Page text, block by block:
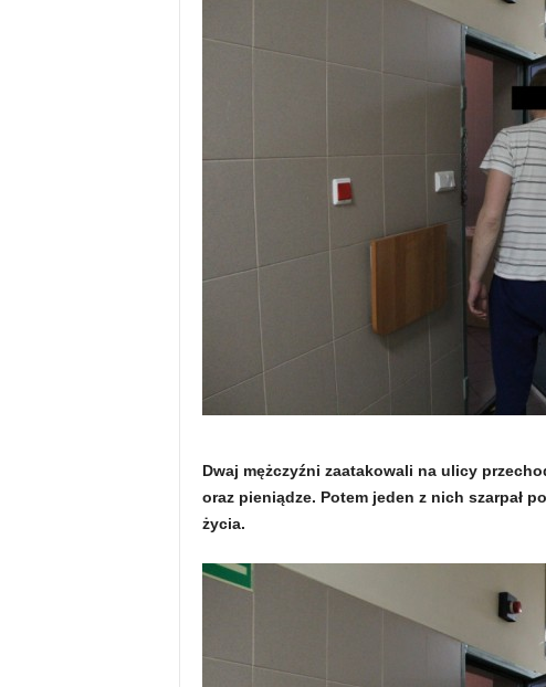
Dwaj mężczyźni zaatakowali na ulicy
oraz pieniądze. Potem jeden z nich szarpał
życia.